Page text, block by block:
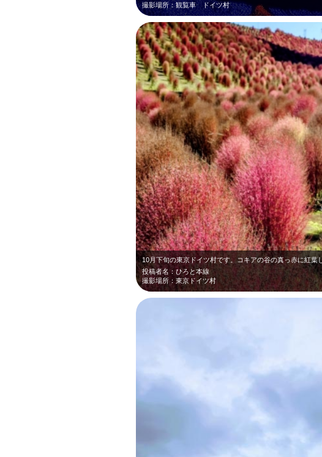
撮影場所：観覧車 ドイツ村
投稿者名：ひろと本線
撮影場所：東京ドイツ村